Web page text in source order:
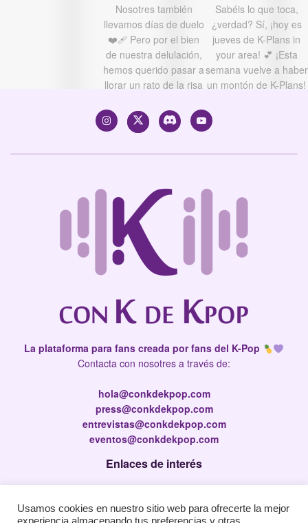
La plataforma para fans creada por fans del K-Pop
Contacta con nosotres a través de:
hola@conkdekpop.com
press@conkdekpop.com
entrevistas@conkdekpop.com
eventos@conkdekpop.com
Enlaces de interés
Política de privacidad
Usamos cookies en nuestro sitio web para ofrecerte la mejor